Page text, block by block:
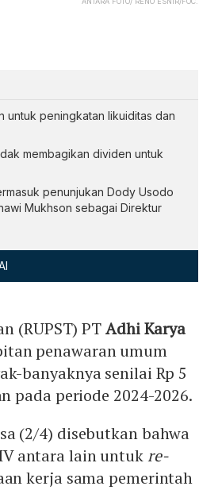
untuk peningkatan likuiditas dan
membagikan dividen untuk
penunjukan Dody Usodo
Mukhson sebagai Direktur
(RUPST) PTAdhi Karya
penawaran umum
banyaknya senilai Rp 5
pada periode 2024-2026.
(2/4) disebutkan bahwa
antara lain untukre-
kerja sama pemerintah